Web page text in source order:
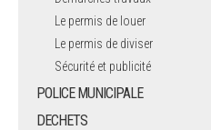
Le permis de louer
Le permis de diviser
Sécurité et publicité
POLICE MUNICIPALE
DECHETS